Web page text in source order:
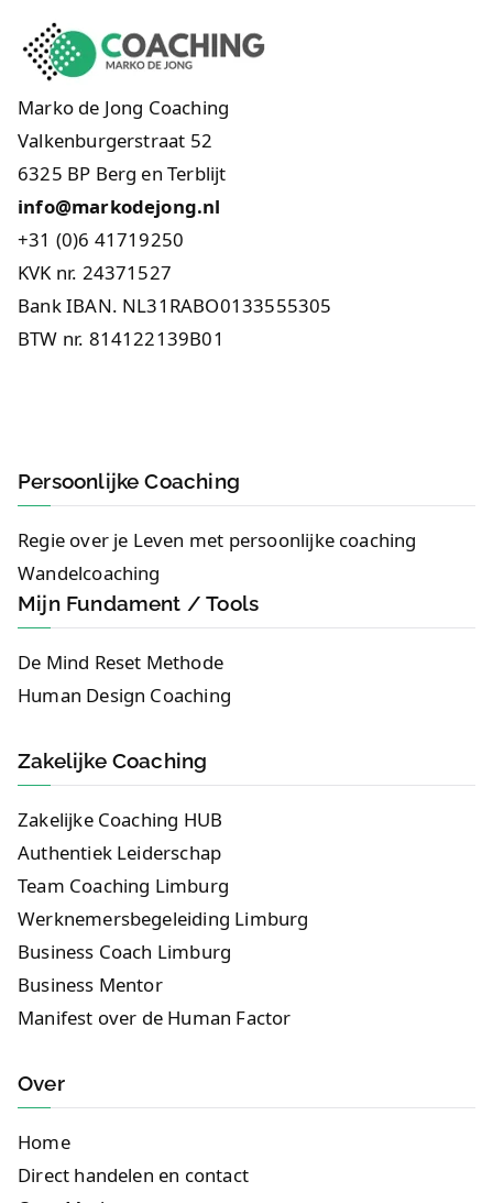
Marko de Jong Coaching
Valkenburgerstraat 52
6325 BP Berg en Terblijt
info@markodejong.nl
+31 (0)6 41719250
KVK nr. 24371527
Bank IBAN. NL31RABO0133555305
BTW nr. 814122139B01
Persoonlijke Coaching
Regie over je Leven met persoonlijke coaching
Wandelcoaching
Mijn Fundament / Tools
De Mind Reset Methode
Human Design Coaching
Zakelijke Coaching
Zakelijke Coaching HUB
Authentiek Leiderschap
Team Coaching Limburg
Werknemersbegeleiding Limburg
Business Coach Limburg
Business Mentor
Manifest over de Human Factor
Over
Home
Direct handelen en contact